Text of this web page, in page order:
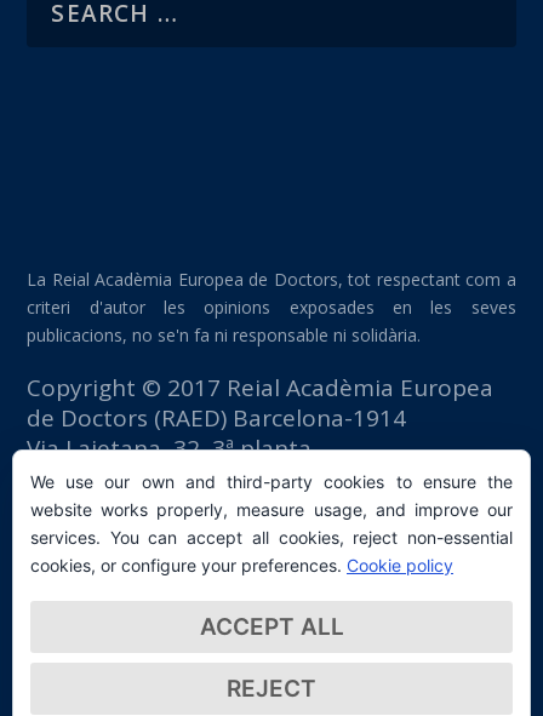
La Reial Acadèmia Europea de Doctors, tot respectant com a
criteri d'autor les opinions exposades en les seves
publicacions, no se'n fa ni responsable ni solidària.
Copyright © 2017 Reial Acadèmia Europea
de Doctors (RAED) Barcelona-1914
Via Laietana, 32, 3ª planta
Edifici Foment del Treball
08003 Barcelona (España)
tlf: +34 93 667 40 54
secretaria@raed.academy
Contacte i subscripció a la Newsletter
Política de privacitat
We use our own and third-party cookies to ensure the
website works properly, measure usage, and improve our
services. You can accept all cookies, reject non-essential
cookies, or configure your preferences. Cookie policy
ACCEPT ALL
REJECT